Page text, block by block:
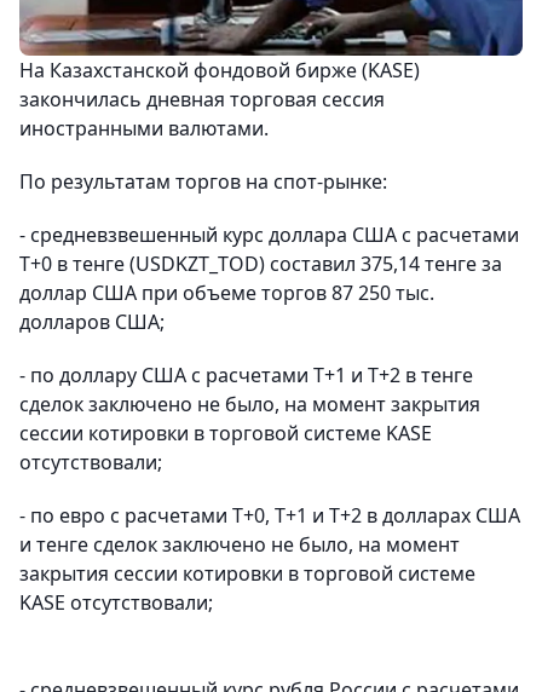
На Казахстанской фондовой бирже (KASE)
закончилась дневная торговая сессия
иностранными валютами.
По результатам торгов на спот-рынке:
- средневзвешенный курс доллара США с расчетами
T+0 в тенге (USDKZT_TOD) составил 375,14 тенге за
доллар США при объеме торгов 87 250 тыс.
долларов США;
- по доллару США с расчетами T+1 и T+2 в тенге
сделок заключено не было, на момент закрытия
сессии котировки в торговой системе KASE
отсутствовали;
- по евро с расчетами Т+0, T+1 и T+2 в долларах США
и тенге сделок заключено не было, на момент
закрытия сессии котировки в торговой системе
KASE отсутствовали;